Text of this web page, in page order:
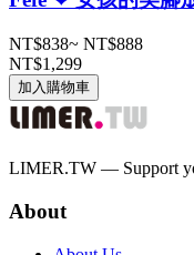
NT$838~ NT$888
NT$1,299
加入購物車
LIMER.TW — Support
About